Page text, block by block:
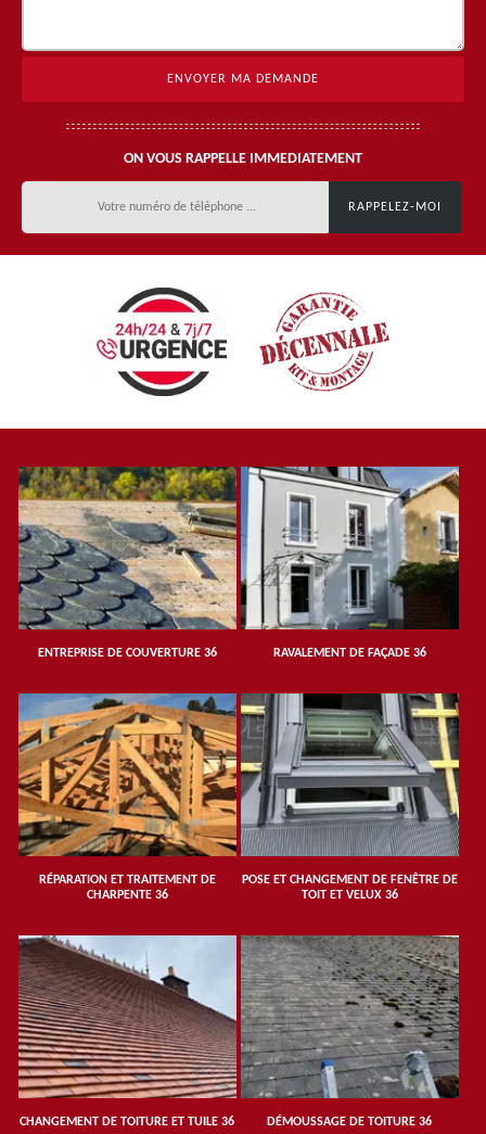
ON VOUS RAPPELLE IMMEDIATEMENT
ENTREPRISE DE COUVERTURE 36 RAVALEMENT DE FAÇADE 36
RÉPARATION ET TRAITEMENT DE
CHARPENTE 36
POSE ET CHANGEMENT DE FENÊTRE DE
TOIT ET VELUX 36
CHANGEMENT DE TOITURE ET TUILE 36 DÉMOUSSAGE DE TOITURE 36